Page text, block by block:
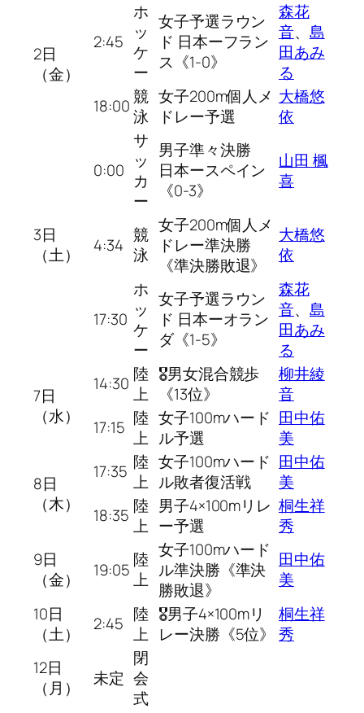
2日
（金）
2:45
ホ
ッ
ケ
ー
女子予選ラウン
ド 日本ーフラン
ス《1-0》
森花
音、 島
田あみ
る
18:00競
泳
女子200m個人メ
ドレー予選
大橋悠
依
3日
（土）
0:00
サ
ッ
カ
ー
男子準々決勝
日本ースペイン
《0-3》
山田 楓
喜
4:34 競
泳
女子200m個人メ
ドレー準決勝
《準決勝敗退》
大橋悠
依
17:30
ホ
ッ
ケ
ー
女子予選ラウン
ド 日本ーオラン
ダ《1-5》
森花
音、 島
田あみ
る
7日
（水）
14:30 陸
上
🎖男女混合競歩
《13位》
柳井綾
音
17:15 陸
上
女子100mハード
ル予選
田中佑
美
8日
（木）
17:35 陸
上
女子100mハード
ル敗者復活戦
田中佑
美
18:35 陸
上
男子4×100mリレ
ー予選
桐生祥
秀
9日
（金）
19:05 陸
上
女子100mハード
ル準決勝《準決
勝敗退》
田中佑
美
10日
（土）
2:45 陸
上
🎖男子4×100mリ
レー決勝《5位》
桐生祥
秀
12日
（月）
未定
閉
会
式